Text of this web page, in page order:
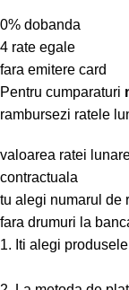
0% dobanda
4 rate egale
fara emitere card
Pentru cumparaturi
rambursezi ratele
valoarea ratei
contractuala
tu alegi numarul de
fara drumuri la
1. Iti alegi